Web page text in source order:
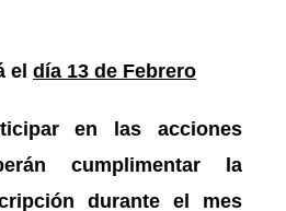
el día 13 de Febrero
en las acciones
cumplimentar la
durante el mes